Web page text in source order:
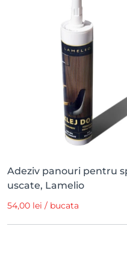
Adeziv panouri pentru
uscate, Lamelio
54,00 lei / bucata